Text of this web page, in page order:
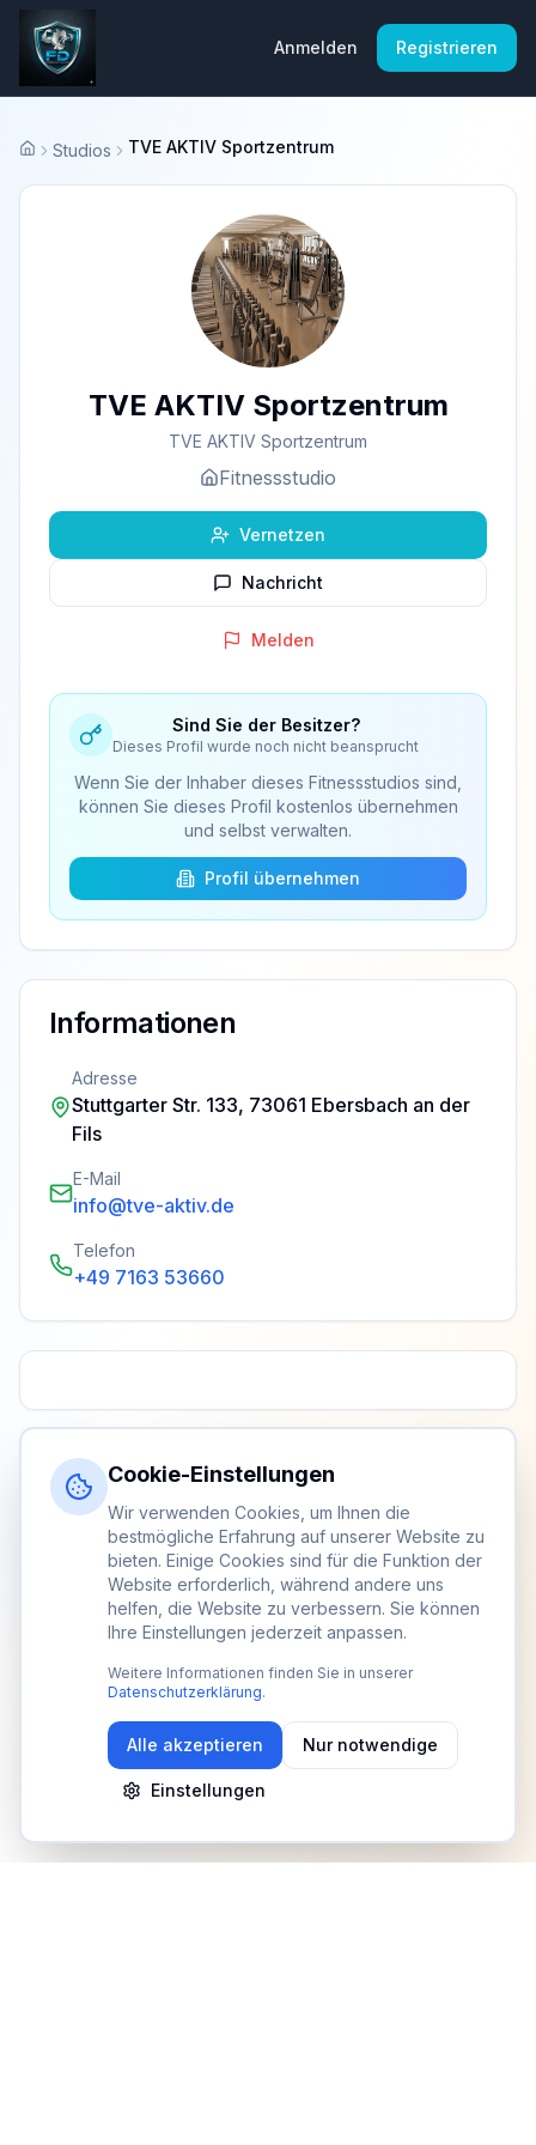
Anmelden Registrieren
Startseite
Studios TVE AKTIV Sportzentrum
TVE AKTIV Sportzentrum
TVE AKTIV Sportzentrum
Fitnessstudio
Vernetzen
Nachricht
Melden
Sind Sie der Besitzer?
Dieses Profil wurde noch nicht beansprucht
Wenn Sie der Inhaber dieses Fitnessstudios sind,
können Sie dieses Profil kostenlos übernehmen
und selbst verwalten.
Profil übernehmen
Informationen
Adresse
Stuttgarter Str. 133, 73061 Ebersbach an der
Fils
E-Mail
info@tve-aktiv.de
Telefon
+49 7163 53660
Cookie-Einstellungen
Wir verwenden Cookies, um Ihnen die
bestmögliche Erfahrung auf unserer Website zu
bieten. Einige Cookies sind für die Funktion der
Website erforderlich, während andere uns
helfen, die Website zu verbessern. Sie können
Ihre Einstellungen jederzeit anpassen.
Weitere Informationen finden Sie in unserer
Datenschutzerklärung.
Alle akzeptieren Nur notwendige
Einstellungen